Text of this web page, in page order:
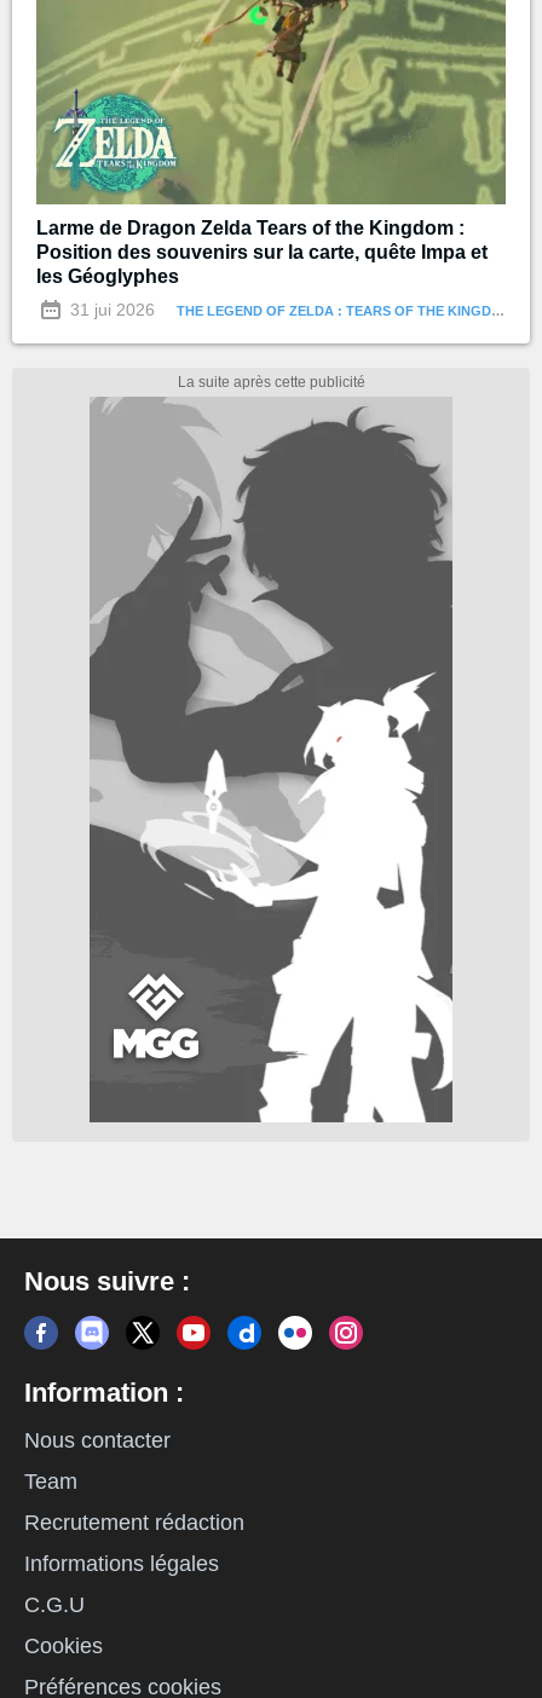
Larme de Dragon Zelda Tears of the Kingdom :
Position des souvenirs sur la carte, quête Impa et
les Géoglyphes
31 jui 2026 THE LEGEND OF ZELDA : TEARS OF THE KINGDOM
Nous suivre :
Information :
Nous contacter
Team
Recrutement rédaction
Informations légales
C.G.U
Cookies
Préférences cookies